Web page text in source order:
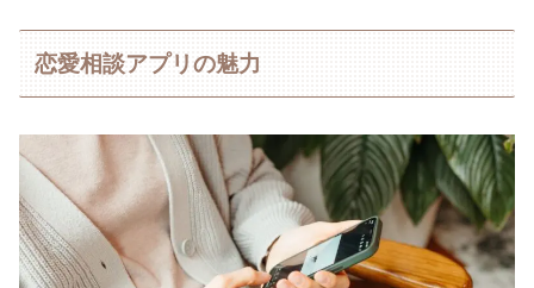
恋愛相談アプリの魅力